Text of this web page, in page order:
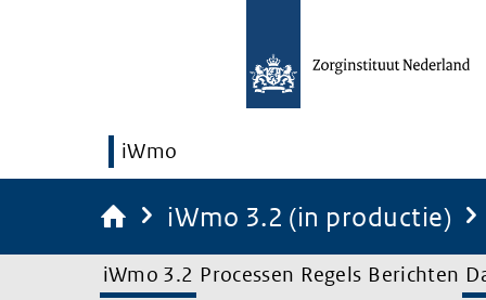
iWmo
iWmo 3.2 (in productie)
iWmo 3.2 Processen Regels Berichten